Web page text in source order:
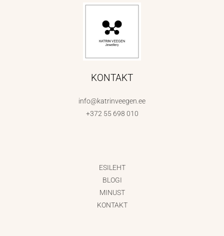
KONTAKT
info@katrinveegen.ee
+372 55 698 010
ESILEHT
BLOGI
MINUST
KONTAKT